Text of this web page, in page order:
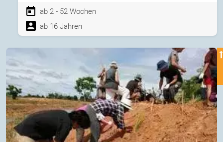
ab 2 - 52 Wochen
ab 16 Jahren